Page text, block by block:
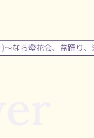
会、盆踊り、流しそう